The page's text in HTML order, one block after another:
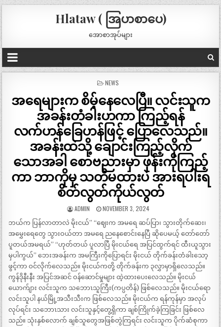
Hlataw ( အြပာစာပေ)
အောစာအုပ်များ
POSTED
NEWS
အရေများက စိမ့်နေလေပြီ။ လင်းသူက
အခန်းတံခါးဟကာ ကြည့်ရန်
လက်ဟန်ခြေဟန်ဖြင့် ပြောလေသည်။
အခန်းထဲသို့ ချောင်းကြည့်လိုက်
သောအခါ စောဗညားမှာ ဖုန်းကိုကြည့်
ကာ ဘာကိုမှ သတိမထားပဲ အားရပါးရ
စိတ်လွတ်ကိုယ်လွတ်
ADMIN NOVEMBER 3, 2024
ဘယ်က ပြန်လာတာလဲ မိုးငယ်” “ဈေးက အမရေ ဆပ်ပြာ၊ သွားတိုက်ဆေး၊
အမွှေးရေတွေ သွားဝယ်တာ အမရေ ညနေစောင်းနေပြီ ဆိုပေမယ့် တော်တော်
ပူတယ်အမရယ်” “ဟုတ်တယ် ပူလာပြီ မိုးငယ်ရေ အပြင်ထွက်ရင် ထီးယူသွား
မှပါကွယ်” ဘေးအခန်းက အမကြီးကိုပြောရင်း မိုးငယ် တိုက်ခန်းတံခါးသော့
ဖွင့်ကာ ဝင်လိုက်လေသည်။ မိုးငယ်ကတို့ တိုက်ခန်းက ၃လွှာမှာရှိလေသည်။
ကွန်ဒိုနီးနီး အပြင်အဆင် ဝန်ဆောင်မှုများ ထဲ့ထားပေးလေသည်။ မိုးငယ်
ယောက်ျား လင်းသူက သဘောၤသူကြီး(ကပ္ပတိန်) ဖြစ်လေသည်။ မိုးငယ်ရော
လင်းသူပါ နယ်မြို့အသီးသီးက ဖြစ်လေသည်။ မိုးငယ်က ရန်ကုန်မှာ အလုပ်
လုပ်ရင်း သဘောၤသား လင်းသူနှင့်တွေ့ရှိကာ ချစ်ကြိုက်ခဲ့ကြခြင်း ဖြစ်လေ
သည်။ သုံးနှစ်လောက် ချစ်သူတွေအဖြစ်တွဲကြရင်း လင်းသူက ပိုက်ဆံစုကာ